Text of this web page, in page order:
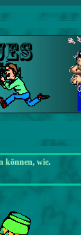
können, wie.